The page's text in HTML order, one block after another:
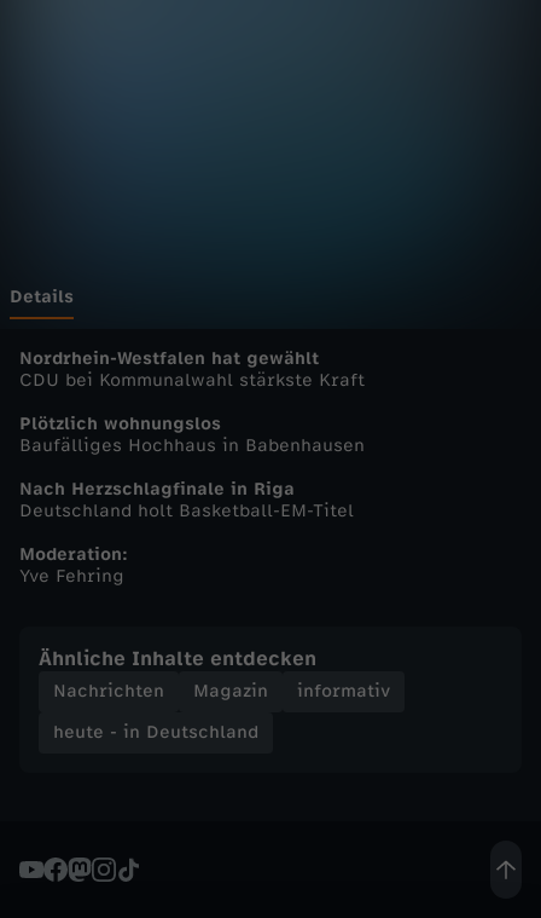
s
c
h
l
n
d
-
u
Details
Nordrhein-Westfalen hat gewählt
CDU bei Kommunalwahl stärkste Kraft
Plötzlich wohnungslos
Baufälliges Hochhaus in Babenhausen
Nach Herzschlagfinale in Riga
Deutschland holt Basketball-EM-Titel
Moderation:
Yve Fehring
Ähnliche Inhalte entdecken
Nachrichten Magazin
informativ
heute - in Deutschland